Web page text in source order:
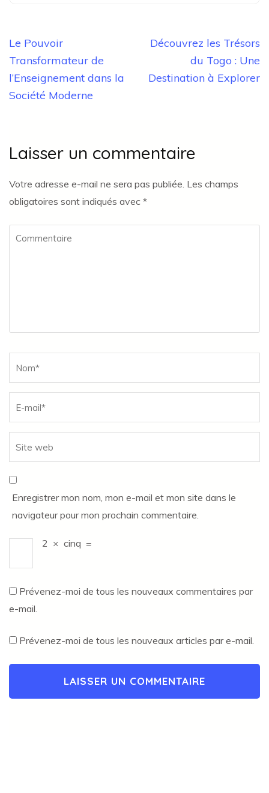
Navigation
de
l’article
Le Pouvoir
Transformateur de
l’Enseignement dans la
Société Moderne
Découvrez les Trésors
du Togo : Une
Destination à Explorer
Laisser un commentaire
Votre adresse e-mail ne sera pas publiée. Les champs
obligatoires sont indiqués avec *
Commentaire
Enregistrer mon nom, mon e-mail et mon site dans le
navigateur pour mon prochain commentaire.
2 × cinq =
Prévenez-moi de tous les nouveaux commentaires par
e-mail.
Prévenez-moi de tous les nouveaux articles par e-mail.